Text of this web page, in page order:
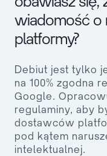
wiadomość o
platformy?
Debiut jest tylko
na 100% zgodna
Google.
regulaminy, aby
dostawców
pod kątem
intelektualnej.